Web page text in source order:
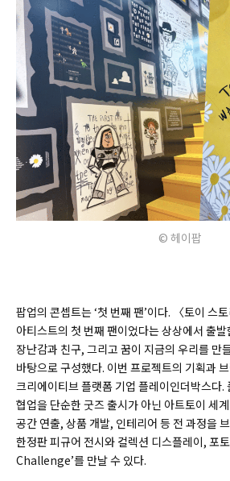
© 헤이팝
팝업의 콘셉트는 ‘첫 번째 팬’이다. 〈토이 스
아티스트의 첫 번째 팬이었다는 상상에서 출
장난감과 친구, 그리고 꿈이 지금의 우리를 만
바탕으로 구성했다. 이번 프로젝트의 기획과
크리에이티브 플랫폼 기업 플레이인더박스다.
협업을 단순한 굿즈 출시가 아닌 아트토이 세
공간 연출, 상품 개발, 인테리어 등 전 과정을
한정판 피규어 전시와 컬렉션 디스플레이, 포
Challenge’를 만날 수 있다.